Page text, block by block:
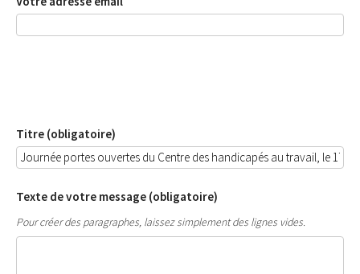
Titre (obligatoire)
Texte de votre message (obligatoire)
Pour créer des paragraphes, laissez simplement des lignes vides.